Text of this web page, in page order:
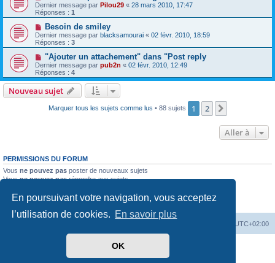
En poursuivant votre navigation, vous acceptez
l’utilisation de cookies. En savoir plus
OK
Dernier message par Pilou29 « 28 mars 2010, 17:47
Réponses : 1
Besoin de smiley
Dernier message par blacksamourai « 02 févr. 2010, 18:59
Réponses : 3
"Ajouter un attachement" dans "Post reply
Dernier message par pub2n « 02 févr. 2010, 12:49
Réponses : 4
Nouveau sujet
Marquer tous les sujets comme lus • 88 sujets 1 2
Aller à
PERMISSIONS DU FORUM
Vous ne pouvez pas poster de nouveaux sujets
Vousne pouvez pasrépondre aux sujets
Vousne pouvez passupprimer vos messages
ne pouvez pas joindre des fichiers
UTC+02:00
phpBB ® Forum Software © phpBB Limited
phpBB-fr.com